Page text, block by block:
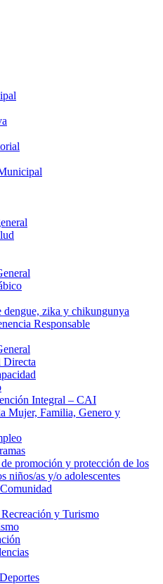
dengue, zika y chikungunya
Responsable
Directa
Integral – CAI
Mujer, Familia, Genero y
promoción y protección de los
niños/as y/o adolescentes
y Turismo